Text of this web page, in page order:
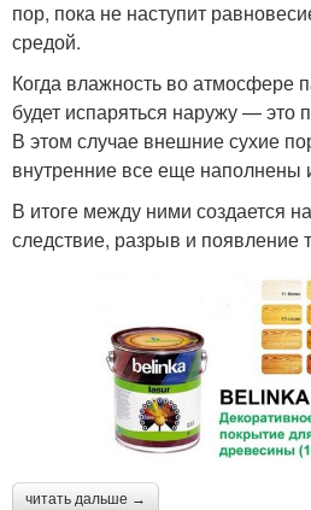
пор, пока не наступит
средой.
Когда влажность во атмосфере
будет испаряться наружу — это
В этом случае внешние сухие
внутренние все еще наполнены
В итоге между ними создается
следствие, разрыв и появление
читать дальше →